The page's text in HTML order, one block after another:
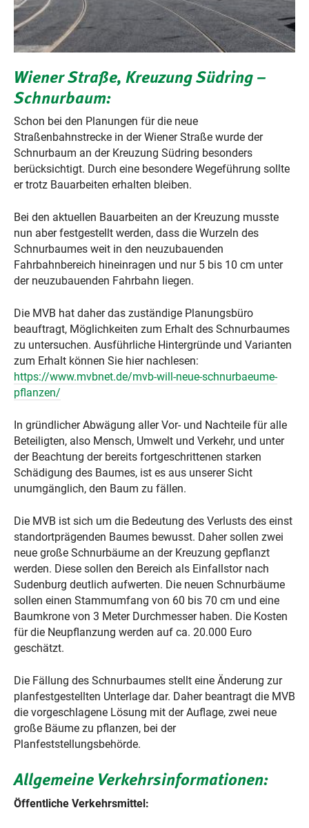
Wiener Straße, Kreuzung Südring –
Schnurbaum:
Schon bei den Planungen für die neue
Straßenbahnstrecke in der Wiener Straße wurde der
Schnurbaum an der Kreuzung Südring besonders
berücksichtigt. Durch eine besondere Wegeführung sollte
er trotz Bauarbeiten erhalten bleiben.
Bei den aktuellen Bauarbeiten an der Kreuzung musste
nun aber festgestellt werden, dass die Wurzeln des
Schnurbaumes weit in den neuzubauenden
Fahrbahnbereich hineinragen und nur 5 bis 10 cm unter
der neuzubauenden Fahrbahn liegen.
Die MVB hat daher das zuständige Planungsbüro
beauftragt, Möglichkeiten zum Erhalt des Schnurbaumes
zu untersuchen. Ausführliche Hintergründe und Varianten
zum Erhalt können Sie hier nachlesen:
https://www.mvbnet.de/mvb-will-neue-schnurbaeume-
pflanzen/
In gründlicher Abwägung aller Vor- und Nachteile für alle
Beteiligten, also Mensch, Umwelt und Verkehr, und unter
der Beachtung der bereits fortgeschrittenen starken
Schädigung des Baumes, ist es aus unserer Sicht
unumgänglich, den Baum zu fällen.
Die MVB ist sich um die Bedeutung des Verlusts des einst
standortprägenden Baumes bewusst. Daher sollen zwei
neue große Schnurbäume an der Kreuzung gepflanzt
werden. Diese sollen den Bereich als Einfallstor nach
Sudenburg deutlich aufwerten. Die neuen Schnurbäume
sollen einen Stammumfang von 60 bis 70 cm und eine
Baumkrone von 3 Meter Durchmesser haben. Die Kosten
für die Neupflanzung werden auf ca. 20.000 Euro
geschätzt.
Die Fällung des Schnurbaumes stellt eine Änderung zur
planfestgestellten Unterlage dar. Daher beantragt die MVB
die vorgeschlagene Lösung mit der Auflage, zwei neue
große Bäume zu pflanzen, bei der
Planfeststellungsbehörde.
Allgemeine Verkehrsinformationen:
Öffentliche Verkehrsmittel: